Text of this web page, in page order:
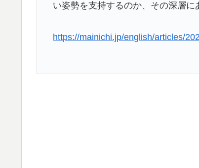
▶ 国際的な小咄 読者投稿 中小企業診断
FIFA公式制裁を海外メディアが報道！
本政府の支持率が落ちてきた時点でこ
い姿勢を支持するのか、その深層に
https://mainichi.jp/english/articles/